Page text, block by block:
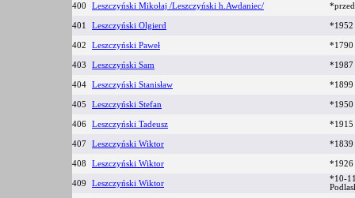
400 Leszczyński Mikołaj /Leszczyński h.Awdaniec/
401 Leszczyński Olgierd *1952
402 Leszczyński Paweł *1790
403 Leszczyński Sam *1987
404 Leszczyński Stanisław *1899
405 Leszczyński Stefan *1950
406 Leszczyński Tadeusz *1915
407 Leszczyński Wiktor *1839
408 Leszczyński Wiktor *1926
409 Leszczyński Wiktor
*10-